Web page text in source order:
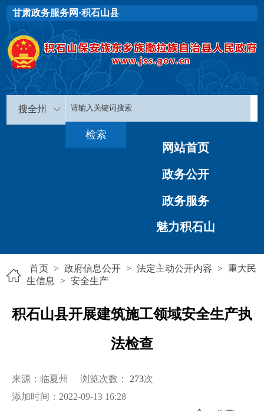
甘肃政务服务网·积石山县
搜全州
网站首页
政务公开
政务服务
魅力积石山
首页 > 政府信息公开 > 法定主动公开内容 > 重大民
生信息
> 安全生产
积石山县开展建筑施工领域安全生产执
法检查
来源：临夏州 浏览次数： 273次
添加时间：2022-09-13 16:28